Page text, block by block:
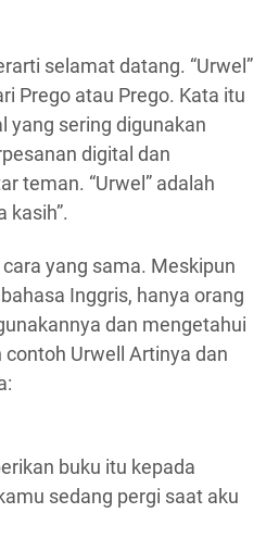
selamat datang. “Urwel”
Prego atau Prego. Kata itu
yang sering digunakan
digital dan
teman. “Urwel” adalah
kasih”.
yang sama. Meskipun
Inggris, hanya orang
dan mengetahui
Urwell Artinya dan
buku itu kepada
sedang pergi saat aku